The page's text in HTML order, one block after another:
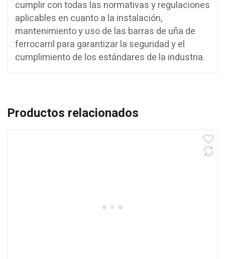
cumplir con todas las normativas y regulaciones
aplicables en cuanto a la instalación,
mantenimiento y uso de las barras de uña de
ferrocarril para garantizar la seguridad y el
cumplimiento de los estándares de la industria.
Productos relacionados